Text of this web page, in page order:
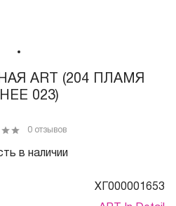
ART (204 ПЛАМЯ
023)
в наличии
0 отзывов
ХГ000001653